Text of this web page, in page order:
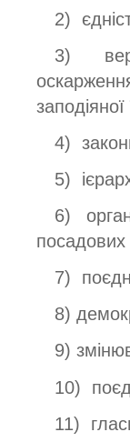
2)
3)
4)
5)
6)
посадових
7)
8)
9)
10)
11)